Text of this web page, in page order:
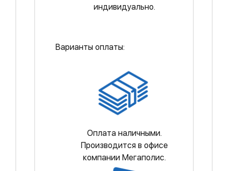
индивидуально.
Варианты оплаты:
Оплата наличными.
Производится в офисе
компании Мегаполис.